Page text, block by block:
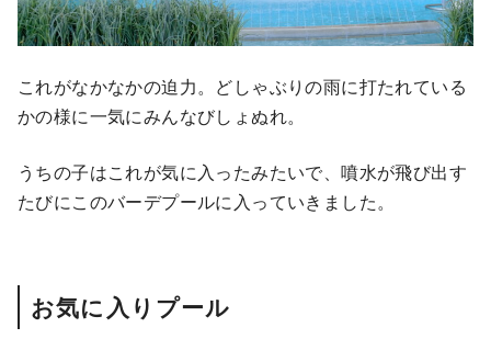
これがなかなかの迫力。どしゃぶりの雨に打たれている
かの様に一気にみんなびしょぬれ。
うちの子はこれが気に入ったみたいで、噴水が飛び出す
たびにこのバーデプールに入っていきました。
お気に入りプール